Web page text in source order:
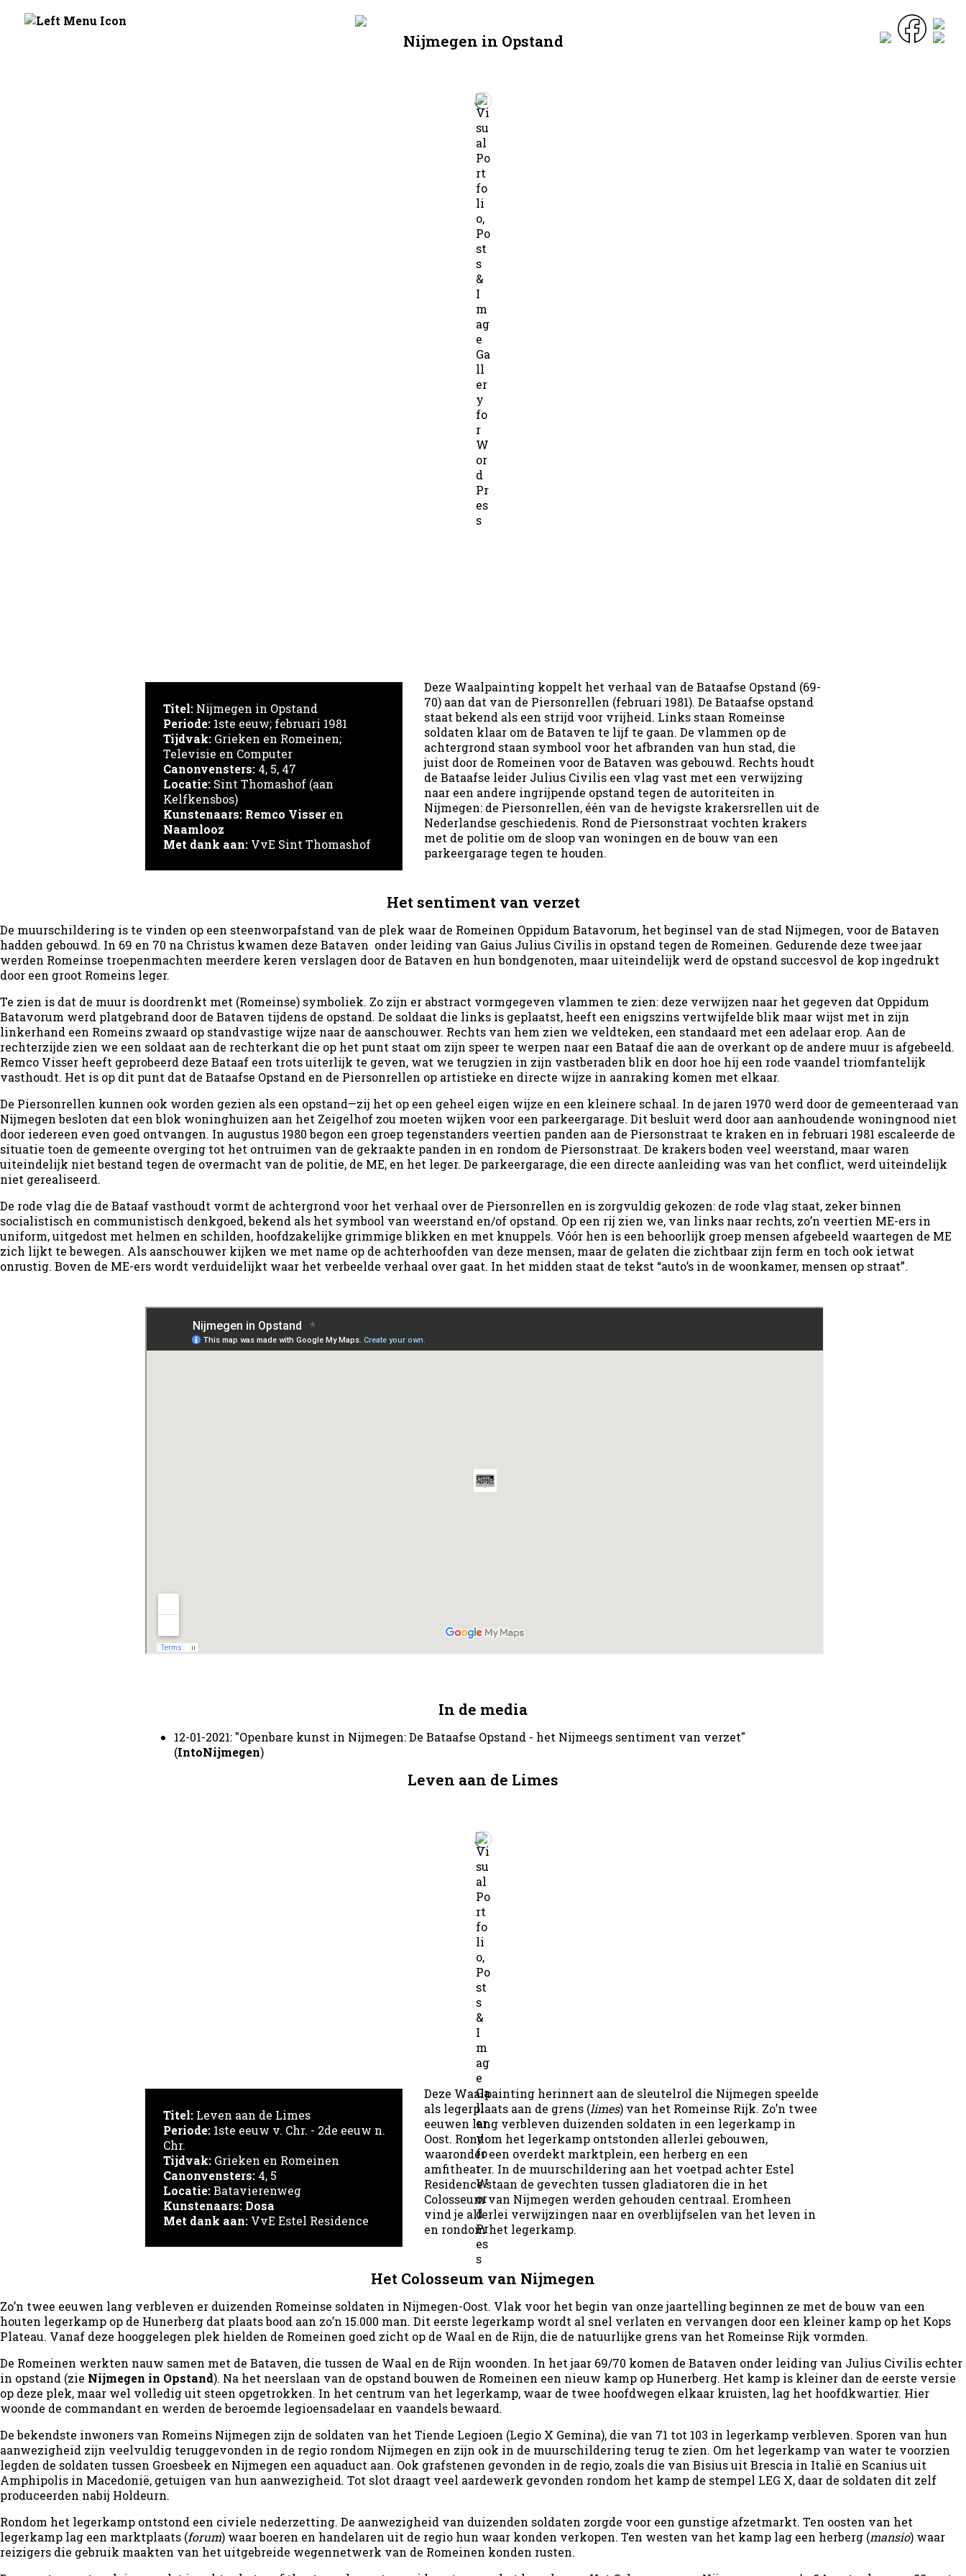
Nijmegen in Opstand
Titel: Nijmegen in Opstand
Periode: 1ste eeuw; februari 1981
Tijdvak: Grieken en Romeinen;
Televisie en Computer
Canonvensters: 4, 5, 47
Locatie: Sint Thomashof (aan
Kelfkensbos)
Kunstenaars: Remco Visser en
Naamlooz
Met dank aan: VvE Sint Thomashof
Deze Waalpainting koppelt het verhaal van de Bataafse Opstand (69-
70) aan dat van de Piersonrellen (februari 1981). De Bataafse opstand
staat bekend als een strijd voor vrijheid. Links staan Romeinse
soldaten klaar om de Bataven te lijf te gaan. De vlammen op de
achtergrond staan symbool voor het afbranden van hun stad, die
juist door de Romeinen voor de Bataven was gebouwd. Rechts houdt
de Bataafse leider Julius Civilis een vlag vast met een verwijzing
naar een andere ingrijpende opstand tegen de autoriteiten in
Nijmegen: de Piersonrellen, één van de hevigste krakersrellen uit de
Nederlandse geschiedenis. Rond de Piersonstraat vochten krakers
met de politie om de sloop van woningen en de bouw van een
parkeergarage tegen te houden.
Het sentiment van verzet
De muurschildering is te vinden op een steenworpafstand van de plek waar de Romeinen Oppidum Batavorum, het beginsel van de stad Nijmegen, voor de Bataven
hadden gebouwd. In 69 en 70 na Christus kwamen deze Bataven onder leiding van Gaius Julius Civilis in opstand tegen de Romeinen. Gedurende deze twee jaar
werden Romeinse troepenmachten meerdere keren verslagen door de Bataven en hun bondgenoten, maar uiteindelijk werd de opstand succesvol de kop ingedrukt
door een groot Romeins leger.
Te zien is dat de muur is doordrenkt met (Romeinse) symboliek. Zo zijn er abstract vormgegeven vlammen te zien: deze verwijzen naar het gegeven dat Oppidum
Batavorum werd platgebrand door de Bataven tijdens de opstand. De soldaat die links is geplaatst, heeft een enigszins vertwijfelde blik maar wijst met in zijn
linkerhand een Romeins zwaard op standvastige wijze naar de aanschouwer. Rechts van hem zien we veldteken, een standaard met een adelaar erop. Aan de
rechterzijde zien we een soldaat aan de rechterkant die op het punt staat om zijn speer te werpen naar een Bataaf die aan de overkant op de andere muur is afgebeeld.
Remco Visser heeft geprobeerd deze Bataaf een trots uiterlijk te geven, wat we terugzien in zijn vastberaden blik en door hoe hij een rode vaandel triomfantelijk
vasthoudt. Het is op dit punt dat de Bataafse Opstand en de Piersonrellen op artistieke en directe wijze in aanraking komen met elkaar.
De Piersonrellen kunnen ook worden gezien als een opstand—zij het op een geheel eigen wijze en een kleinere schaal. In de jaren 1970 werd door de gemeenteraad van
Nijmegen besloten dat een blok woninghuizen aan het Zeigelhof zou moeten wijken voor een parkeergarage. Dit besluit werd door aan aanhoudende woningnood niet
door iedereen even goed ontvangen. In augustus 1980 begon een groep tegenstanders veertien panden aan de Piersonstraat te kraken en in februari 1981 escaleerde de
situatie toen de gemeente overging tot het ontruimen van de gekraakte panden in en rondom de Piersonstraat. De krakers boden veel weerstand, maar waren
uiteindelijk niet bestand tegen de overmacht van de politie, de ME, en het leger. De parkeergarage, die een directe aanleiding was van het conflict, werd uiteindelijk
niet gerealiseerd.
De rode vlag die de Bataaf vasthoudt vormt de achtergrond voor het verhaal over de Piersonrellen en is zorgvuldig gekozen: de rode vlag staat, zeker binnen
socialistisch en communistisch denkgoed, bekend als het symbool van weerstand en/of opstand. Op een rij zien we, van links naar rechts, zo’n veertien ME-ers in
uniform, uitgedost met helmen en schilden, hoofdzakelijke grimmige blikken en met knuppels. Vóór hen is een behoorlijk groep mensen afgebeeld waartegen de ME
zich lijkt te bewegen. Als aanschouwer kijken we met name op de achterhoofden van deze mensen, maar de gelaten die zichtbaar zijn ferm en toch ook ietwat
onrustig. Boven de ME-ers wordt verduidelijkt waar het verbeelde verhaal over gaat. In het midden staat de tekst “auto’s in de woonkamer, mensen op straat”.
In de media
12-01-2021: "Openbare kunst in Nijmegen: De Bataafse Opstand - het Nijmeegs sentiment van verzet"
(IntoNijmegen)
Leven aan de Limes
Titel: Leven aan de Limes
Periode: 1ste eeuw v. Chr. - 2de eeuw n.
Chr.
Tijdvak: Grieken en Romeinen
Canonvensters: 4, 5
Locatie:Batavierenweg
Kunstenaars: Dosa
Met dank aan: VvE Estel Residence
Deze Waalpainting herinnert aan de sleutelrol die Nijmegen speelde
als legerplaats aan de grens (limes) van het Romeinse Rijk. Zo’n twee
eeuwen lang verbleven duizenden soldaten in een legerkamp in
Oost. Rondom het legerkamp ontstonden allerlei gebouwen,
waaronder een overdekt marktplein, een herberg en een
amfitheater. In de muurschildering aan het voetpad achter Estel
Residence staan de gevechten tussen gladiatoren die in het
Colosseum van Nijmegen werden gehouden centraal. Eromheen
vind je allerlei verwijzingen naar en overblijfselen van het leven in
en rondom het legerkamp.
Het Colosseum van Nijmegen
Zo’n twee eeuwen lang verbleven er duizenden Romeinse soldaten in Nijmegen-Oost. Vlak voor het begin van onze jaartelling beginnen ze met de bouw van een
houten legerkamp op de Hunerberg dat plaats bood aan zo’n 15.000 man. Dit eerste legerkamp wordt al snel verlaten en vervangen door een kleiner kamp op het Kops
Plateau. Vanaf deze hooggelegen plek hielden de Romeinen goed zicht op de Waal en de Rijn, die de natuurlijke grens van het Romeinse Rijk vormden.
De Romeinen werkten nauw samen met de Bataven, die tussen de Waal en de Rijn woonden. In het jaar 69/70 komen de Bataven onder leiding van Julius Civilis echter
in opstand (zie Nijmegen in Opstand). Na het neerslaan van de opstand bouwen de Romeinen een nieuw kamp op Hunerberg. Het kamp is kleiner dan de eerste versie
op deze plek, maar wel volledig uit steen opgetrokken. In het centrum van het legerkamp, waar de twee hoofdwegen elkaar kruisten, lag het hoofdkwartier. Hier
woonde de commandant en werden de beroemde legioensadelaar en vaandels bewaard.
De bekendste inwoners van Romeins Nijmegen zijn de soldaten van het Tiende Legioen (Legio X Gemina), die van 71 tot 103 in legerkamp verbleven. Sporen van hun
aanwezigheid zijn veelvuldig teruggevonden in de regio rondom Nijmegen en zijn ook in de muurschildering terug te zien. Om het legerkamp van water te voorzien
legden de soldaten tussen Groesbeek en Nijmegen een aquaduct aan. Ook grafstenen gevonden in de regio, zoals die van Bisius uit Brescia in Italië en Scanius uit
Amphipolis in Macedonië, getuigen van hun aanwezigheid. Tot slot draagt veel aardewerk gevonden rondom het kamp de stempel LEG X, daar de soldaten dit zelf
produceerden nabij Holdeurn.
Rondom het legerkamp ontstond een civiele nederzetting. De aanwezigheid van duizenden soldaten zorgde voor een gunstige afzetmarkt. Ten oosten van het
legerkamp lag een marktplaats (forum) waar boeren en handelaren uit de regio hun waar konden verkopen. Ten westen van het kamp lag een herberg (mansio) waar
reizigers die gebruik maakten van het uitgebreide wegennetwerk van de Romeinen konden rusten.